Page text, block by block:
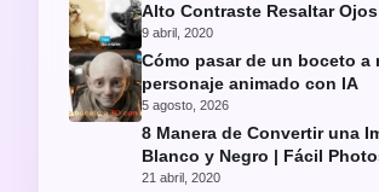
Alto Contraste Resaltar
9 abril, 2020
Cómo pasar de un boceto a
personaje animado con IA
5 agosto, 2026
8 Manera de Convertir una
Blanco y Negro | Fácil
21 abril, 2020